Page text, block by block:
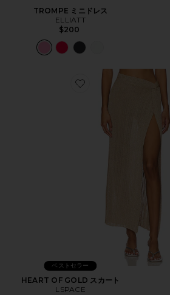
TROMPE ミニドレス
ELLIATT
$200
Favorite HEART OF
ベストセラー
HEART OF GOLD スカート
LSPACE